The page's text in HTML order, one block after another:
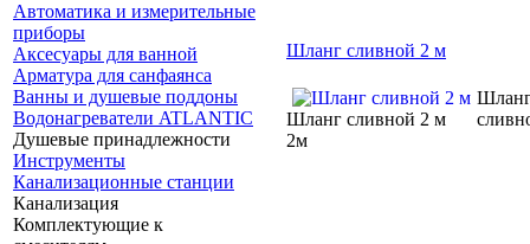
Автоматика и измерительные
приборы
Аксесуары для ванной
Арматура для санфаянса
Ванны и душевые поддоны
Водонагреватели ATLANTIC
Душевые принадлежности
Инструменты
Канализационные станции
Канализация
Комплектующие к
Шланг сливной 2 м
Шланг сливной 2 м
2м